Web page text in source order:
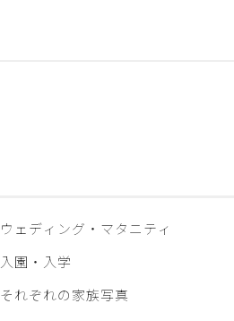
ウェディング・マタニティ
入園・入学
それぞれの家族写真